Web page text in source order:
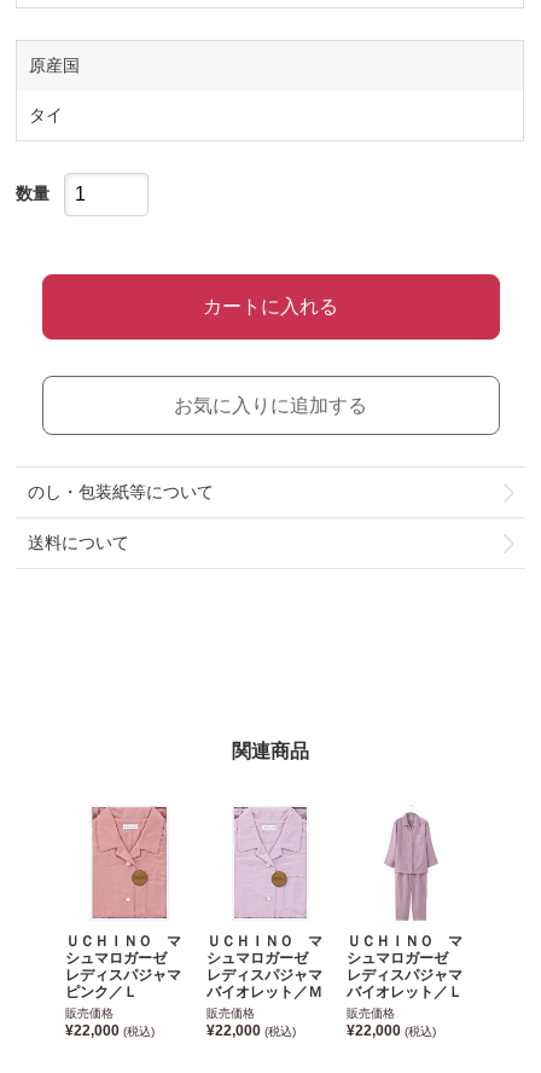
原産国
タイ
数量
カートに入れる
お気に入りに追加する
のし・包装紙等について
送料について
関連商品
ＵＣＨＩＮＯ マ
シュマロガーゼ
レディスパジャマ
ピンク／Ｌ
販売価格
¥22,000 (税込)
ＵＣＨＩＮＯ マ
シュマロガーゼ
レディスパジャマ
バイオレット／Ｍ
販売価格
¥22,000(税込)
ＵＣＨＩＮＯ マ
シュマロガーゼ
レディスパジャマ
バイオレット／Ｌ
販売価格
¥22,000 (税込)